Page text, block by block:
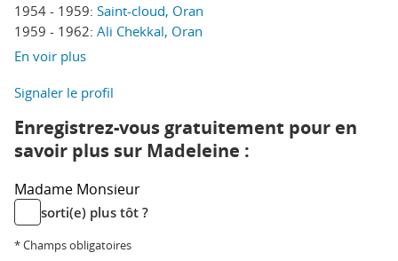
1954 - 1959: Saint-cloud, Oran
1959 - 1962: Ali Chekkal, Oran
En voir plus
Signaler le profil
Enregistrez-vous gratuitement pour en
savoir plus sur Madeleine :
Madame Monsieur
sorti(e) plus tôt ?
* Champs obligatoires